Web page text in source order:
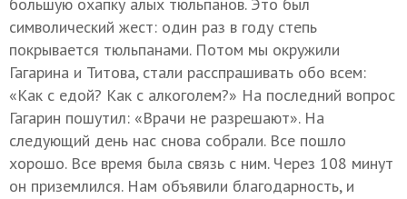
большую охапку алых тюльпанов. Это был
символический жест: один раз в году степь
покрывается тюльпанами. Потом мы окружили
Гагарина и Титова, стали расспрашивать обо всем:
«Как с едой? Как с алкоголем?» На последний вопрос
Гагарин пошутил: «Врачи не разрешают». На
следующий день нас снова собрали. Все пошло
хорошо. Все время была связь с ним. Через 108 минут
он приземлился. Нам объявили благодарность, и